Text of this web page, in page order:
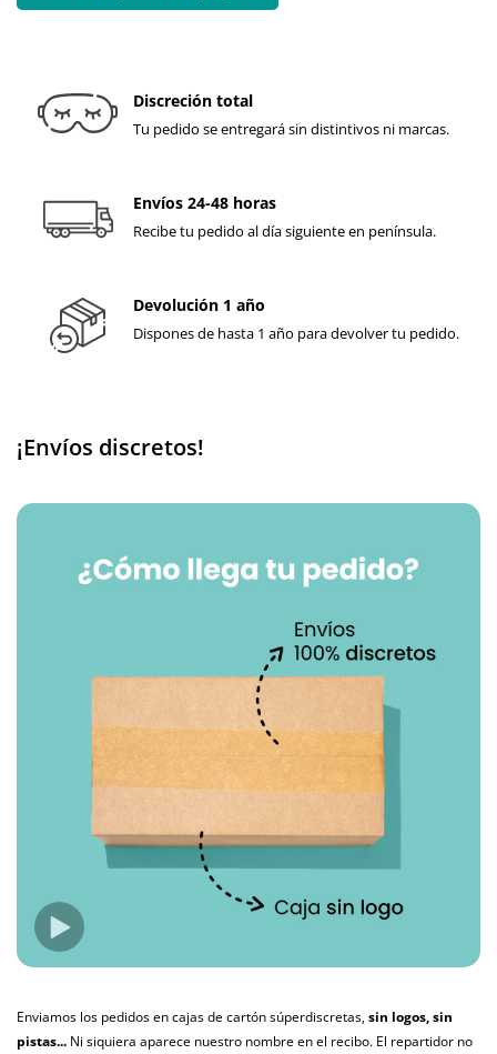
Discreción total
Tu pedido se entregará sin distintivos ni marcas.
Envíos 24-48 horas
Recibe tu pedido al día siguiente en península.
Devolución 1 año
Dispones de hasta 1 año para devolver tu pedido.
¡Envíos discretos!
Enviamos los pedidos en cajas de cartón súperdiscretas,sin logos, sin
pistas... Ni siquiera aparece nuestro nombre en el recibo. El repartidor no